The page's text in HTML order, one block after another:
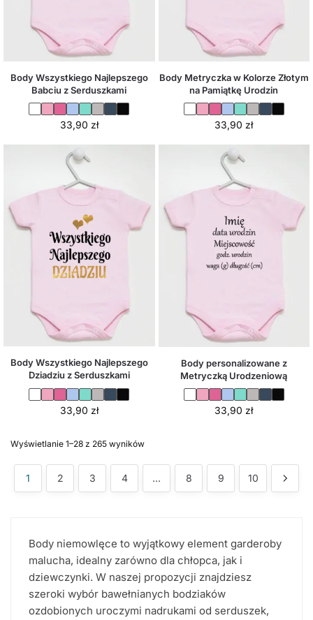
Body Wszystkiego Najlepszego
Babciu z Serduszkami
33,90 zł
Body Metryczka w Kolorze Złotym
na Pamiątkę Urodzin
33,90zł
Body Wszystkiego Najlepszego
Dziadziu z Serduszkami
33,90 zł
Body personalizowane z
Metryczką Urodzeniową
33,90 zł
Wyświetlanie 1–28 z 265 wyników
1 2 3 4 … 8 9 10
Body niemowlęce to wyjątkowy element garderoby
malucha, idealny zarówno dla chłopca, jak i
dziewczynki. W naszej propozycji znajdziesz
szeroki wybór bawełnianych bodziaków
ozdobionych uroczymi nadrukami od serduszek,